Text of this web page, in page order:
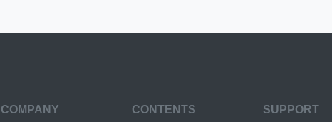
COMPANY CONTENTS SUPPORT